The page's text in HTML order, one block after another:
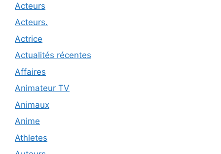
Acteurs
Acteurs.
Actrice
Actualités récentes
Affaires
Animateur TV
Animaux
Anime
Athletes